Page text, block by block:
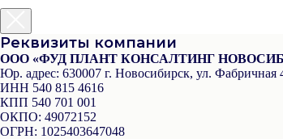
Реквизиты компании
ООО «ФУД ПЛАНТ КОНСАЛТИНГ
Юр. адрес: 630007 г. Новосибирск, ул. Фабричная
ИНН 540 815 4616
КПП 540 701 001
ОКПО: 49072152
ОГРН: 1025403647048